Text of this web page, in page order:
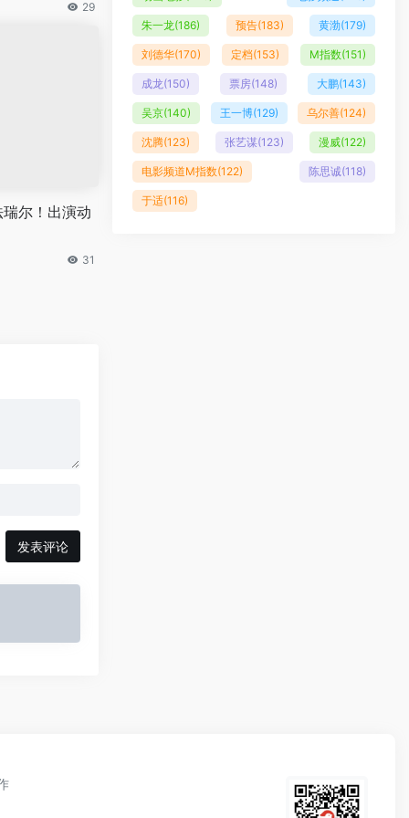
29
尔！出演动
31
发表评论
朱一龙(186) 预告(183) 黄渤(179)
刘德华(170) 定档(153) M指数(151)
成龙(150) 票房(148) 大鹏(143)
吴京(140) 王一博(129) 乌尔善(124)
沈腾(123) 张艺谋(123) 漫威(122)
电影频道M指数(122) 陈思诚(118)
于适(116)